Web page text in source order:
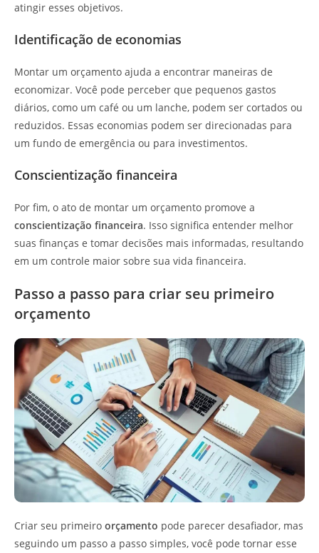
atingir esses objetivos.
Identificação de economias
Montar um orçamento ajuda a encontrar maneiras de
economizar. Você pode perceber que pequenos gastos
diários, como um café ou um lanche, podem ser cortados ou
reduzidos. Essas economias podem ser direcionadas para
um fundo de emergência ou para investimentos.
Conscientização financeira
Por fim, o ato de montar um orçamento promove a
conscientização financeira. Isso significa entender melhor
suas finanças e tomar decisões mais informadas, resultando
em um controle maior sobre sua vida financeira.
Passo a passo para criar seu primeiro
orçamento
Criar seu primeiro orçamento pode parecer desafiador, mas
seguindo um passo a passo simples, você pode tornar esse